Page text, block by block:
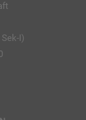
I)